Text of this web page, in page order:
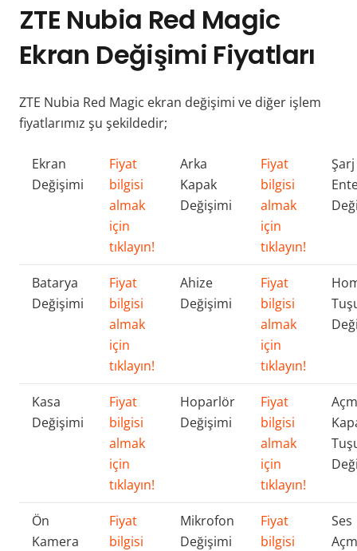
ZTE Nubia Red Magic
Ekran Değişimi Fiyatları
ZTE Nubia Red Magic ekran değişimi ve diğer işlem
fiyatlarımız şu şekildedir;
Ekran
Değişimi
Fiyat
bilgisi
almak
için
tıklayın!
Arka
Kapak
Değişimi
Fiyat
bilgisi
almak
için
tıklayın!
Şarj
Batarya
Değişimi
Fiyat
bilgisi
almak
için
tıklayın!
Ahize
Değişimi
Fiyat
bilgisi
almak
için
tıklayın!
Kasa
Değişimi
Fiyat
bilgisi
almak
için
tıklayın!
Hoparlör
Değişimi
Fiyat
bilgisi
almak
için
tıklayın!
Ön
Kamera
Fiyat
bilgisi
Mikrofon
Değişimi
Fiyat
bilgisi
Ses